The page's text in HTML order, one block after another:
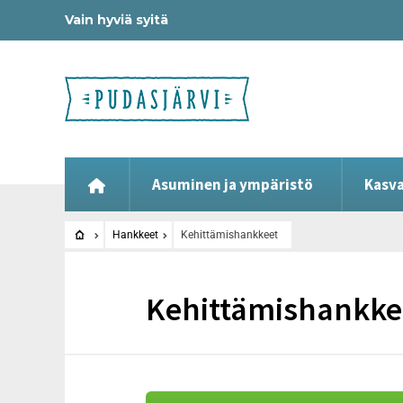
Vain hyviä syitä
Asuminen ja ympäristö
Hankkeet Kehittämishankkeet